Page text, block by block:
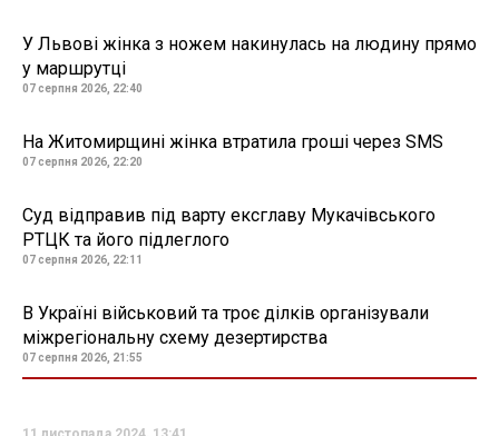
У Львові жінка з ножем накинулась на людину прямо
у маршрутці
07 серпня 2026, 22:40
На Житомирщині жінка втратила гроші через SMS
07 серпня 2026, 22:20
Суд відправив під варту ексглаву Мукачівського
РТЦК та його підлеглого
07 серпня 2026, 22:11
В Україні військовий та троє ділків організували
міжрегіональну схему дезертирства
07 серпня 2026, 21:55